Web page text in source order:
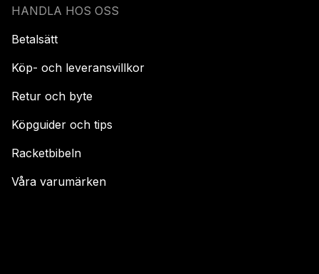
HANDLA HOS OSS
Betalsätt
Köp- och leveransvillkor
Retur och byte
Köpguider och tips
Racketbibeln
Våra varumärken